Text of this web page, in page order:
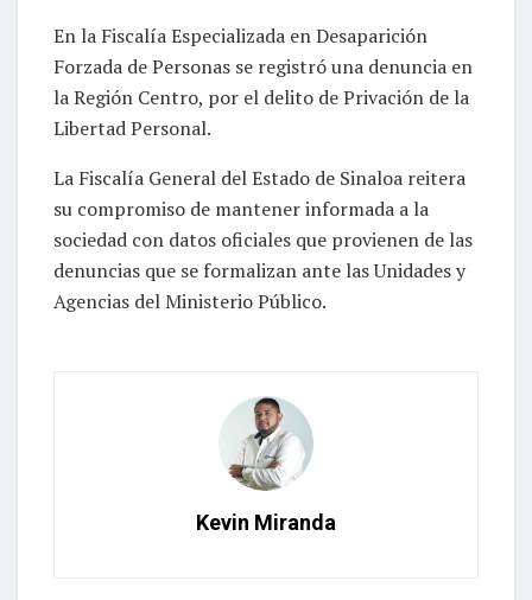
En la Fiscalía Especializada en Desaparición
Forzada de Personas se registró una denuncia en
la Región Centro, por el delito de Privación de la
Libertad Personal.
La Fiscalía General del Estado de Sinaloa reitera
su compromiso de mantener informada a la
sociedad con datos oficiales que provienen de las
denuncias que se formalizan ante las Unidades y
Agencias del Ministerio Público.
Kevin Miranda